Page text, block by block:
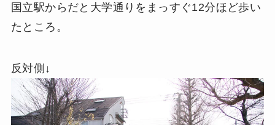
国立駅からだと大学通りをまっすぐ12分ほど歩い
たところ。
反対側↓